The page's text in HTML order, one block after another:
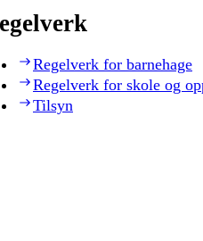
Regelverk for barnehage
Regelverk for skole og
Tilsyn